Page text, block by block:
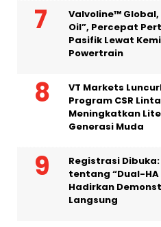
Powertrain
VT Markets
Program CSR
Registrasi Dibuka:
tentang “Dual-HA
Langsung
DJI Matrice 4E
Lereng Es Khumbu